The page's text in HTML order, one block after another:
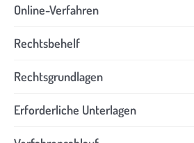
Online-Verfahren
Rechtsbehelf
Rechtsgrundlagen
Erforderliche Unterlagen